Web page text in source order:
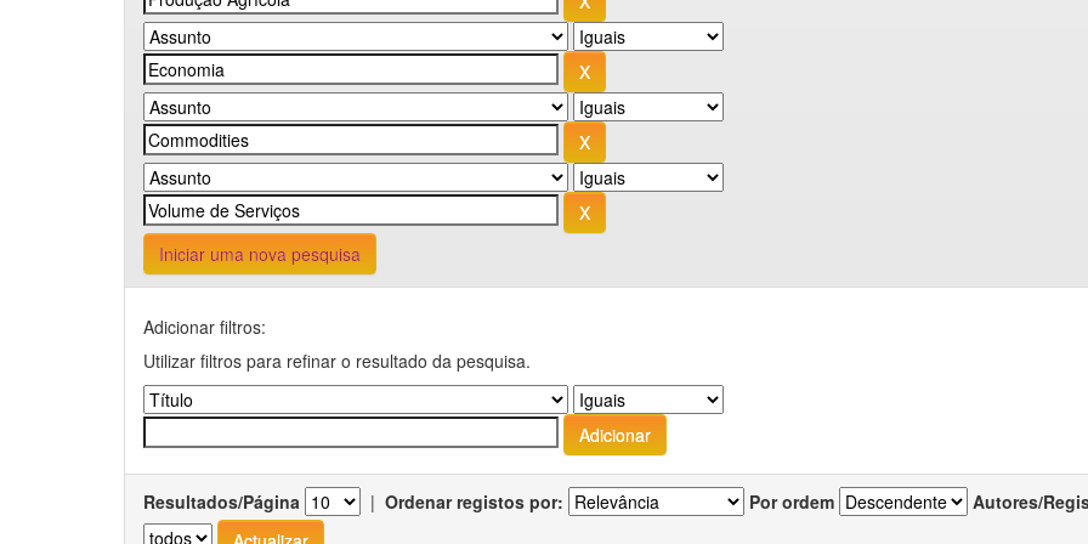
Iniciar uma nova pesquisa
Adicionar filtros:
Utilizar filtros para refinar o resultado da pesquisa.
Resultados/Página | Ordenar registos por: Por ordem Autores/